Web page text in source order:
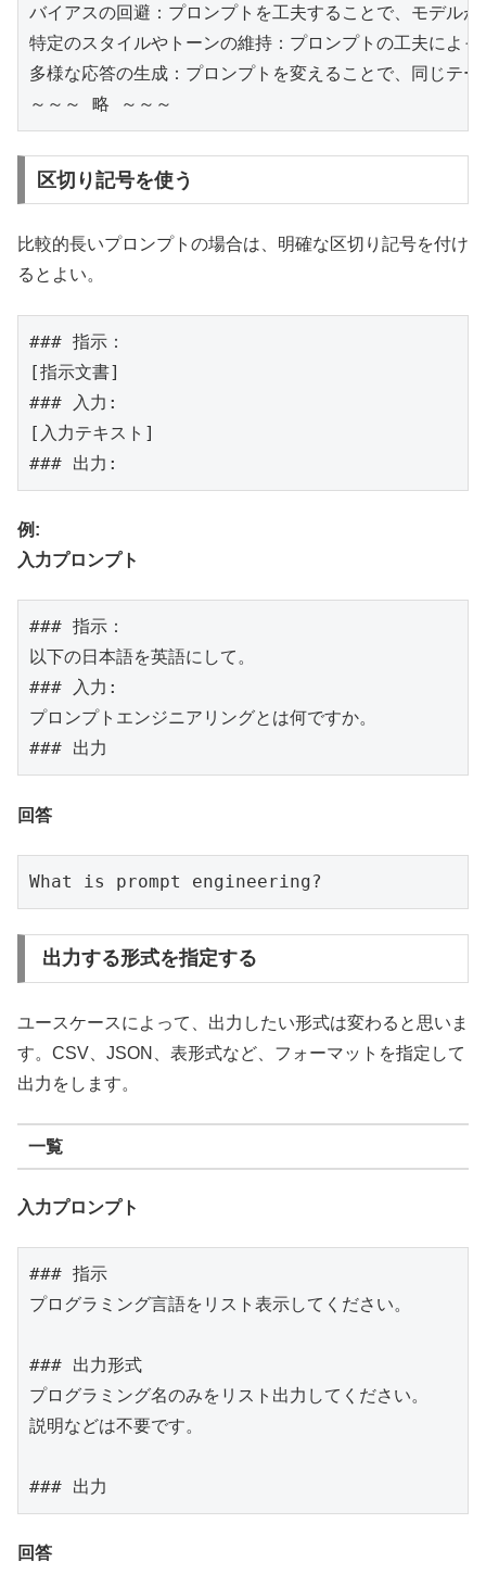
バイアスの回避：プロンプトを工夫することで、モデル
特定のスタイルやトーンの維持：プロンプトの工夫によ
多様な応答の生成：プロンプトを変えることで、同じテ
～～～ 略 ～～～
区切り記号を使う
比較的長いプロンプトの場合は、明確な区切り記号を付け
るとよい。
### 指示：
[指示文書]
### 入力:
[入力テキスト]
### 出力:
例:
入力プロンプト
### 指示：
以下の日本語を英語にして。
### 入力:
プロンプトエンジニアリングとは何ですか。
### 出力
回答
What is prompt engineering?
出力する形式を指定する
ユースケースによって、出力したい形式は変わると思いま
す。CSV、JSON、表形式など、フォーマットを指定して
出力をします。
一覧
入力プロンプト
### 指示
プログラミング言語をリスト表示してください。
### 出力形式
プログラミング名のみをリスト出力してください。
説明などは不要です。
回答